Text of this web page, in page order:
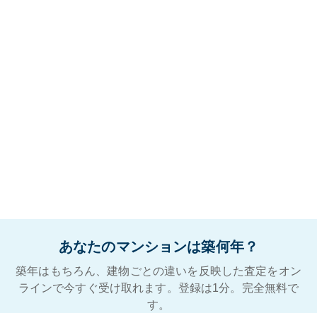
あなたのマンションは築何年？
築年はもちろん、建物ごとの違いを反映した査定をオン
ラインで今すぐ受け取れます。登録は1分。完全無料で
す。